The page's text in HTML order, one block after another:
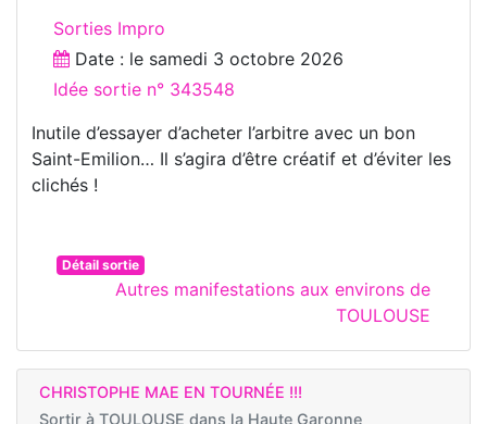
Sorties Impro
Date : le samedi 3 octobre 2026
Idée sortie n° 343548
Inutile d’essayer d’acheter l’arbitre avec un bon
Saint-Emilion… Il s’agira d’être créatif et d’éviter les
clichés !
Détail sortie
Autres manifestations aux environs de
TOULOUSE
CHRISTOPHE MAE EN TOURNÉE !!!
Sortir à TOULOUSE dans la Haute Garonne